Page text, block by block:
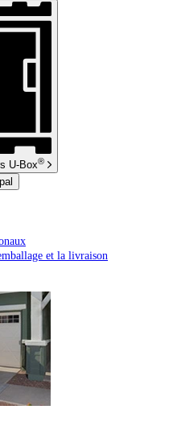
U-Box®
et la livraison